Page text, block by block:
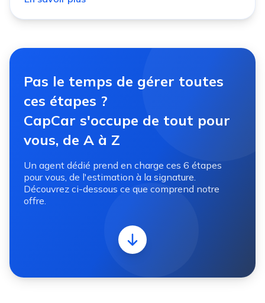
Pas le temps de gérer toutes
ces étapes ?
CapCar s'occupe de tout pour
vous, de A à Z
Un agent dédié prend en charge ces 6 étapes
pour vous, de l'estimation à la signature.
Découvrez ci-dessous ce que comprend notre
offre.